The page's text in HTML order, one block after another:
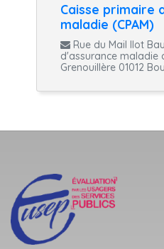
Caisse primaire
maladie (CPAM)
Rue du Mail Ilot
d'assurance maladie
Grenouillère 01012